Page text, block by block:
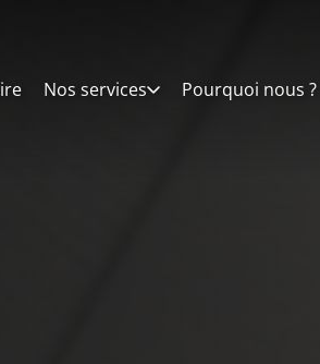
Nos services Pourquoi nous ?